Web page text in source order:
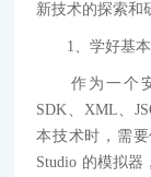
新技术的探索和
1、学好基本
作为一个安
SDK、XML、
本技术时，需
Studio 的模拟器